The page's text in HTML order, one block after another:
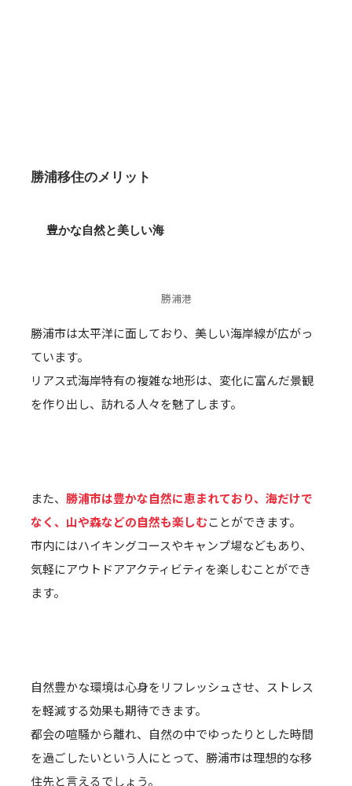
勝浦移住のメリット
豊かな自然と美しい海
勝浦港
勝浦市は太平洋に面しており、美しい海岸線が広がっ
ています。
リアス式海岸特有の複雑な地形は、変化に富んだ景観
を作り出し、訪れる人々を魅了します。
また、 勝浦市は豊かな自然に恵まれており、海だけで
なく、山や森などの自然も楽しむことができます。
市内にはハイキングコースやキャンプ場などもあり、
気軽にアウトドアアクティビティを楽しむことができ
ます。
自然豊かな環境は心身をリフレッシュさせ、ストレス
を軽減する効果も期待できます。
都会の喧騒から離れ、自然の中でゆったりとした時間
を過ごしたいという人にとって、勝浦市は理想的な移
住先と言えるでしょう。